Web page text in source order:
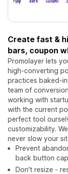
Create fast &
bars, coupon
Promolayer lets
high-converting
practices baked-
team of
working with
with the current
perfect tool
customizability.
never slow your
Prevent
back button
Don't resize -